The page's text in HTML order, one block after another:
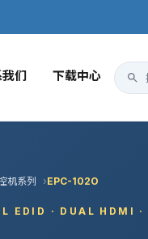
们 下载中心
机系列 EPC-102O
EDID · DUAL HDMI